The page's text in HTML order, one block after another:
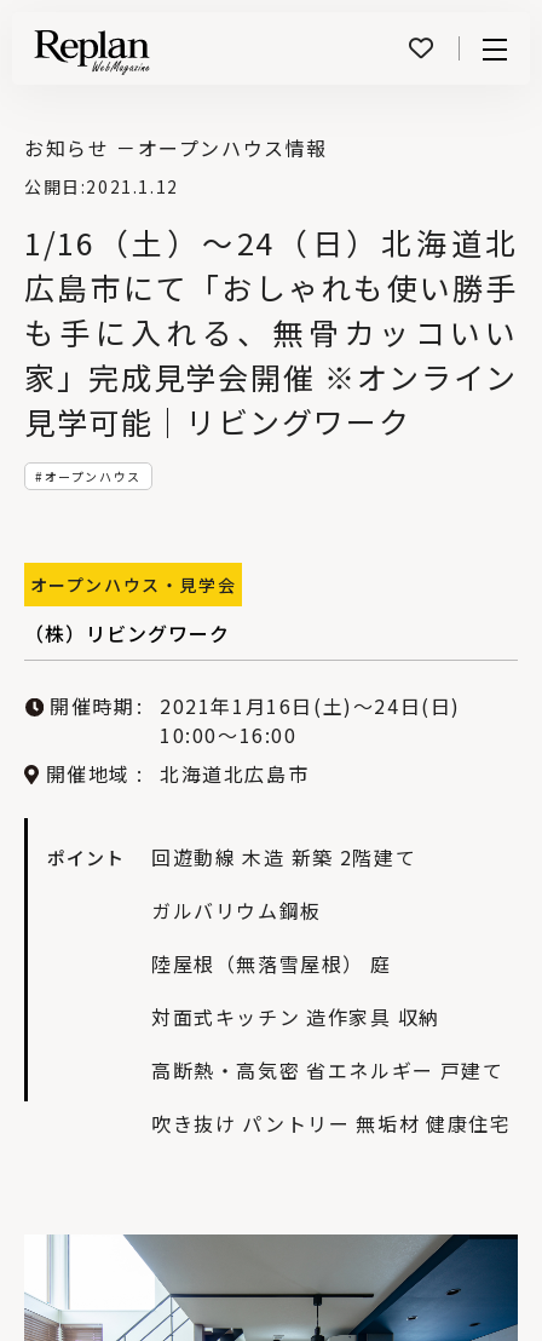
1/16（土）〜24（日）北海道北
広島市にて「おしゃれも使い勝手
も手に入れる、無骨カッコいい
家」完成見学会開催 ※オンライン
見学可能｜リビングワーク
お知らせ － オープンハウス情報
公開日:2021.1.12
オープンハウス
オープンハウス・見学会
（株）リビングワーク
開催時期
2021年1月16日(土)〜24日(日)
10:00〜16:00
開催地域
北海道北広島市
ポイント 回遊動線 木造 新築 2階建て
ガルバリウム鋼板
陸屋根（無落雪屋根）
庭
対面式キッチン 造作家具 収納
高断熱・高気密 省エネルギー 戸建て
吹き抜け パントリー 無垢材 健康住宅